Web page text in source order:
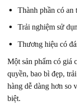
Thành phần có an
Trải nghiệm sử
Thương hiệu có
Một sản phẩm có giá
quyền, bao bì đẹp,
hàng dễ dàng hơn so
biệt.